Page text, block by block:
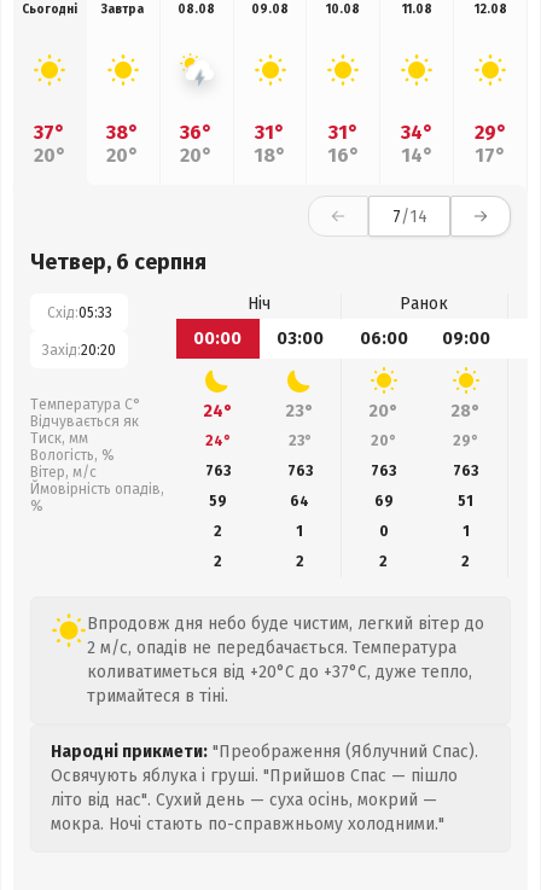
Сьогодні
37°
20°
Завтра
38°
20°
08.08
36°
20°
09.08
31°
18°
10.08
31°
16°
11.08
34°
14°
12.08
29°
17°
7/14
Четвер, 6 серпня
Схід:05:33
Захід:20:20
Температура С°
Відчувається як
Тиск, мм
Вологість, %
Вітер, м/с
Ймовірність опадів,
%
Ніч
Ранок
00:00
03:00 06:00 09:00
24° 23° 20° 28°
24° 23° 20° 29°
763
763 763 763
59
64 69
51
2
1 0
1
2
2 2 2
Впродовж дня небо буде чистим, легкий вітер до
2 м/с, опадів не передбачається. Температура
коливатиметься від +20°C до +37°C, дуже тепло,
тримайтеся в тіні.
Народні прикмети: "Преображення (Яблучний Спас).
Освячують яблука і груші. "Прийшов Спас — пішло
літо від нас". Сухий день — суха осінь, мокрий —
мокра. Ночі стають по-справжньому холодними."